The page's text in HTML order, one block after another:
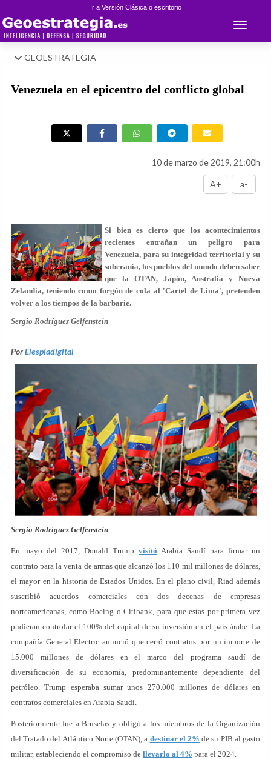
Ir a Versión Clásica o escritorio
Toggle
GEOESTRATEGIA
Venezuela en el epicentro del conflicto global
10 de marzo de 2019, 21:00h
A+ a-
Si bien es cierto que los acontecimientos
recientes entrañan un peligro para
Venezuela, para su integridad territorial y su
soberanía, los pueblos del mundo deben saber
que la OTAN, Japón, Australia y Nueva
Zelandia, teniendo como furgón de cola al 'Cartel de Lima', pretenden
volver a los tiempos de la barbarie.
Sergio Rodríguez Gelfenstein
PorElespiadigital
Sergio Rodríguez Gelfenstein
En mayo del 2017, Donald Trump visitó Arabia Saudí para firmar un
contrato para la venta de armas que alcanzó los 110 mil millones de dólares,
el mayor en la historia de Estados Unidos. En el plano civil, Riad además
suscribió acuerdos comerciales con dos decenas de empresas
norteamericanas, como Boeing o Citibank, para que estas por primera vez
pudieran controlar el 100% del capital de su inversión en el país árabe. La
compañía General Electric anunció que cerró contratos por un importe de
15.000 millones de dólares en el marco del programa saudí de
diversificación de su economía, predominantemente dependiente del
petróleo. Trump esperaba sumar unos 270.000 millones de dólares en
contratos comerciales en Arabia Saudí.
Posteriormente fue a Bruselas y obligó a los miembros de la Organización
del Tratado del Atlántico Norte (OTAN), a destinar el 2% de su PIB al gasto
militar, estableciendo el compromiso de llevarlo al 4% para el 2024.